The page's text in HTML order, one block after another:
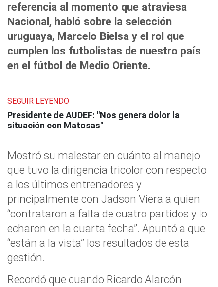
referencia al momento que atraviesa
Nacional, habló sobre la selección
uruguaya, Marcelo Bielsa y el rol que
cumplen los futbolistas de nuestro país
en el fútbol de Medio Oriente.
SEGUIR LEYENDO
Presidente de AUDEF: "Nos genera dolor la
situación con Matosas"
Mostró su malestar en cuánto al manejo
que tuvo la dirigencia tricolor con respecto
a los últimos entrenadores y
principalmente con Jadson Viera a quien
“contrataron a falta de cuatro partidos y lo
echaron en la cuarta fecha”. Apuntó a que
“están a la vista” los resultados de esta
gestión.
Recordó que cuando Ricardo Alarcón